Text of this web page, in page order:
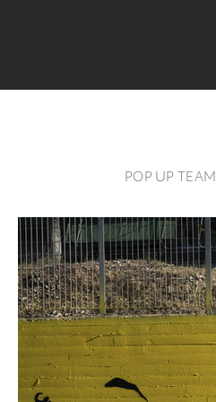
POP UP TEAM